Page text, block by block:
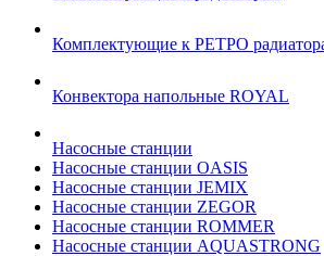
Комплектующие к РЕТРО
Конвектора напольные ROYAL
Насосные станции
Насосные станции OASIS
Насосные станции JEMIX
Насосные станции ZEGOR
Насосные станции ROMMER
Насосные станции AQUASTRONG